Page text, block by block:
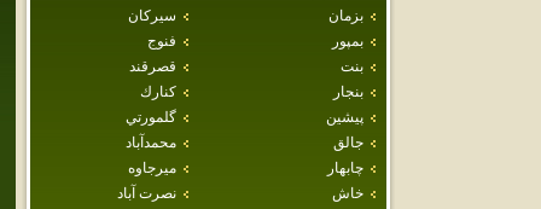
بزمان
سيركان
بمپور
فنوج
بنت
قصرقند
بنجار
كنارك
پيشين
گلمورتي
جالق
محمدآباد
چابهار
ميرجاوه
خاش
نصرت آباد